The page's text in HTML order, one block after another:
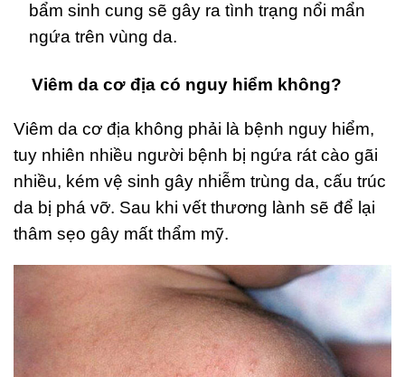
bẩm sinh cung sẽ gây ra tình trạng nổi mẩn
ngứa trên vùng da.
Viêm da cơ địa có nguy hiểm không?
Viêm da cơ địa không phải là bệnh nguy hiểm,
tuy nhiên nhiều người bệnh bị ngứa rát cào gãi
nhiều, kém vệ sinh gây nhiễm trùng da, cấu trúc
da bị phá vỡ. Sau khi vết thương lành sẽ để lại
thâm sẹo gây mất thẩm mỹ.